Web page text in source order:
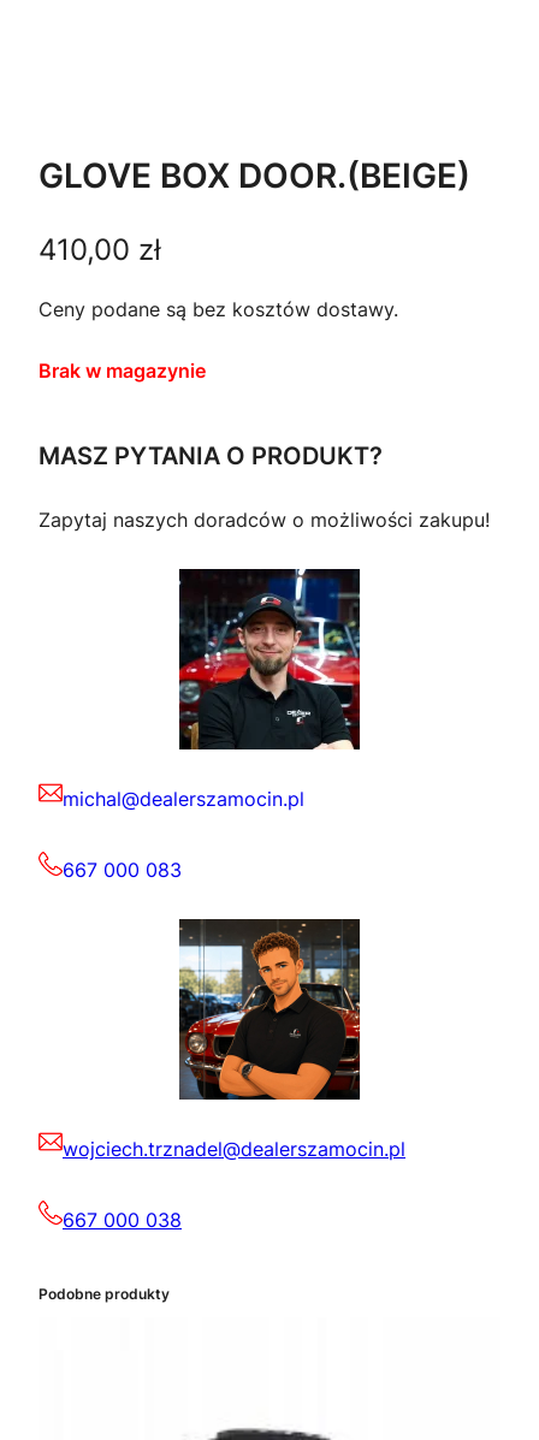
GLOVE BOX DOOR.(BEIGE)
410,00 zł
Ceny podane są bez kosztów dostawy.
Brak w magazynie
MASZ PYTANIA O PRODUKT?
Zapytaj naszych doradców o możliwości zakupu!
michal@dealerszamocin.pl
667 000 083
wojciech.trznadel@dealerszamocin.pl
667 000 038
Podobne produkty